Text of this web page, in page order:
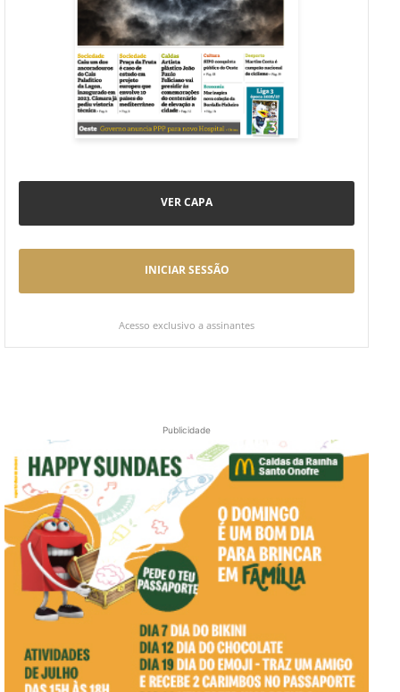
VER CAPA
INICIAR SESSÃO
Acesso exclusivo a assinantes
Publicidade